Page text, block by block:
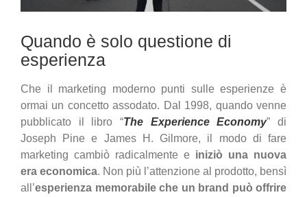
Quando è solo questione di
esperienza
Che il marketing moderno punti sulle esperienze è
ormai un concetto assodato. Dal 1998, quando venne
pubblicato il libro “The Experience Economy” di
Joseph Pine e James H. Gilmore, il modo di fare
marketing cambiò radicalmente e iniziò una nuova
era economica. Non più l’attenzione al prodotto, bensì
all’esperienza memorabile che un brand può offrire